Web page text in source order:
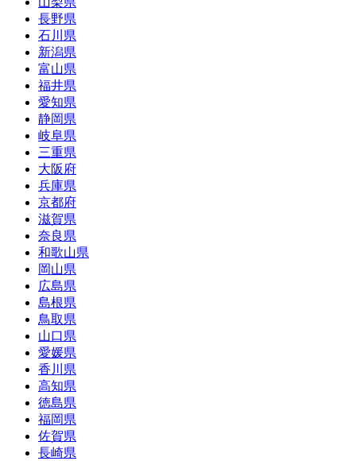
長野県
石川県
新潟県
富山県
福井県
愛知県
静岡県
岐阜県
三重県
大阪府
兵庫県
京都府
滋賀県
奈良県
和歌山県
岡山県
広島県
島根県
鳥取県
山口県
愛媛県
香川県
高知県
徳島県
福岡県
佐賀県
長崎県